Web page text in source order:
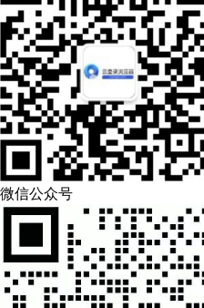
微信公众号